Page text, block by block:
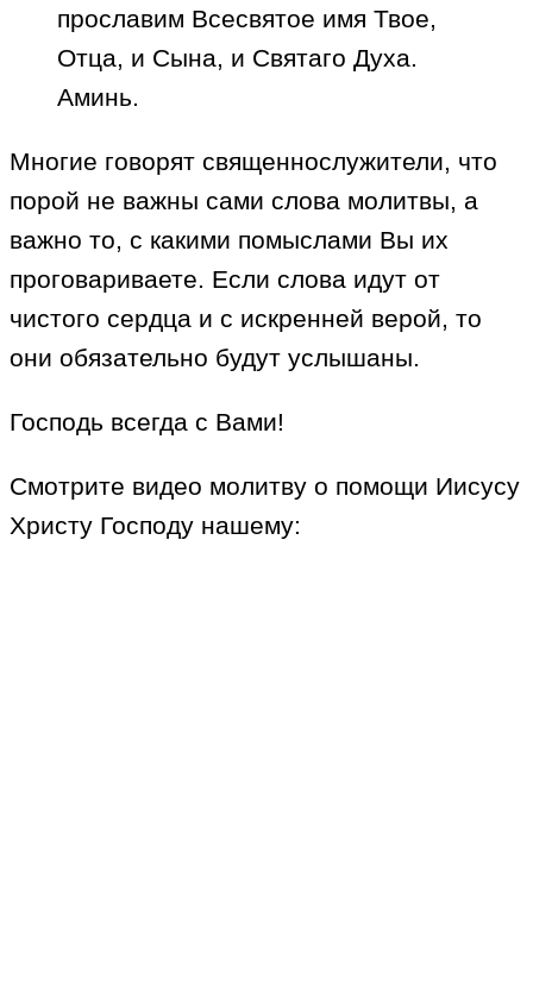
прославим Всесвятое имя Твое,
Отца, и Сына, и Святаго Духа.
Аминь.
Многие говорят священнослужители, что
порой не важны сами слова молитвы, а
важно то, с какими помыслами Вы их
проговариваете. Если слова идут от
чистого сердца и с искренней верой, то
они обязательно будут услышаны.
Господь всегда с Вами!
Смотрите видео молитву о помощи Иисусу
Христу Господу нашему: